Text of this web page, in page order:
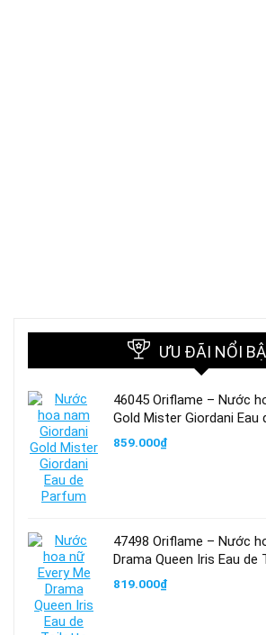
ƯU ĐÃI NỔI
46045 Oriflame – Nước
Gold Mister Giordani Eau
859.000₫
47498 Oriflame – Nước
Drama Queen Iris Eau de
819.000₫